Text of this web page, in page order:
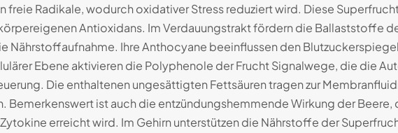
freie Radikale, wodurch oxidativer Stress reduziert wird. Diese
Antioxidans. Im Verdauungstrakt fördern die Ballaststoffe
Nährstoffaufnahme. Ihre Anthocyane beeinflussen den
Ebene aktivieren die Polyphenole der Frucht Signalwege, die die
Die enthaltenen ungesättigten Fettsäuren tragen zur
Bemerkenswert ist auch die entzündungshemmende Wirkung der
erreicht wird. Im Gehirn unterstützen die Nährstoffe der